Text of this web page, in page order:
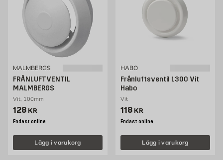
MALMBERGS
FRÅNLUFTVENTIL
MALMBERGS
Vit, 100mm
Pris 128 kr
128 KR
Endast online
Lägg i varukorg
HABO
Frånluftsventil 1300 Vit
Habo
Vit
Pris 118 kr
118 KR
Endast online
Lägg i varukorg